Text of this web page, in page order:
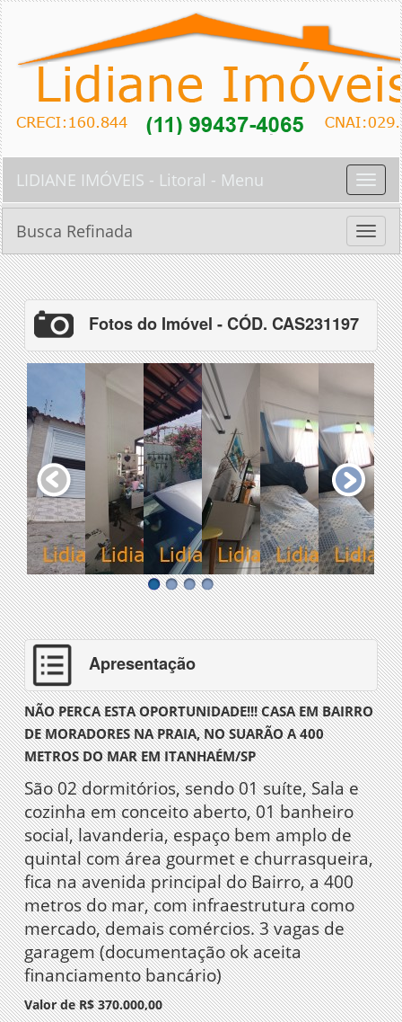
Toggle
LIDIANE IMÓVEIS - Litoral - Menu
Toggle
Busca Refinada
Fotos do Imóvel - CÓD. CAS231197
Apresentação
NÃO PERCA ESTA OPORTUNIDADE!!! CASA EM BAIRRO
DE MORADORES NA PRAIA, NO SUARÃO A 400
METROS DO MAR EM ITANHAÉM/SP
São 02 dormitórios, sendo 01 suíte, Sala e
cozinha em conceito aberto, 01 banheiro
social, lavanderia, espaço bem amplo de
quintal com área gourmet e churrasqueira,
fica na avenida principal do Bairro, a 400
metros do mar, com infraestrutura como
mercado, demais comércios. 3 vagas de
garagem (documentação ok aceita
financiamento bancário)
Valor de R$ 370.000,00